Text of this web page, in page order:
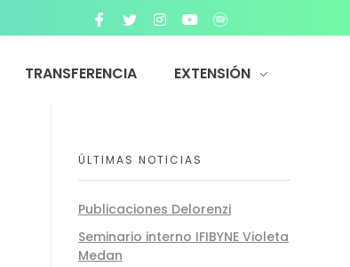
TRANSFERENCIA EXTENSIÓN
ÚLTIMAS NOTICIAS
Publicaciones Delorenzi
Seminario interno IFIBYNE Violeta
Medan